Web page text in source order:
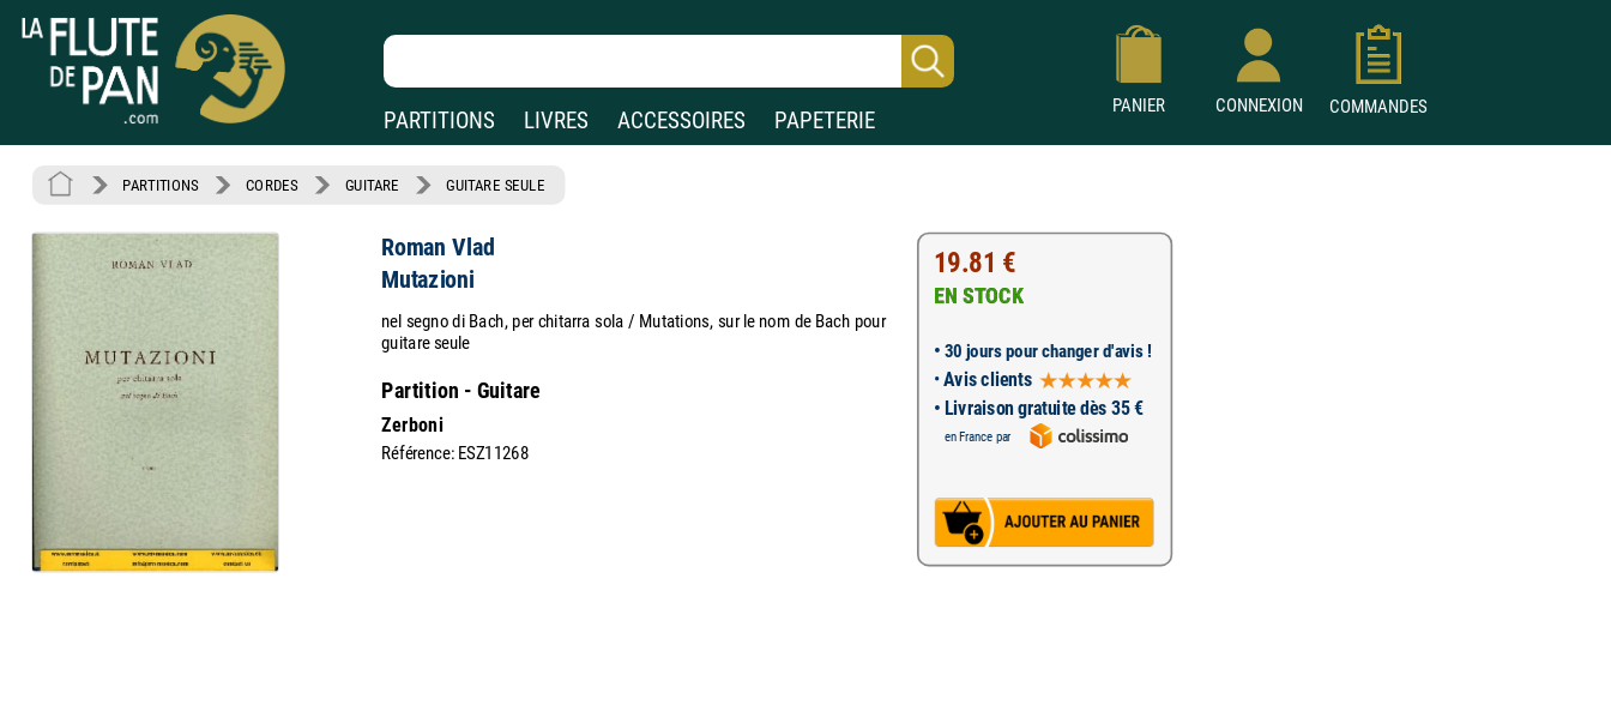
PARTITIONS LIVRES ACCESSOIRES PAPETERIE
PANIER CONNEXION COMMANDES
PARTITIONS CORDES GUITARE GUITARE SEULE
Roman Vlad
Mutazioni
nel segno di Bach, per chitarra sola / Mutations, sur le nom de Bach pour
guitare seule
Partition - Guitare
Zerboni
Référence: ESZ11268
19.81 €
EN STOCK
• 30 jours pour changer d'avis !
•Avis clients
• Livraison gratuite dès 35 €
en France par